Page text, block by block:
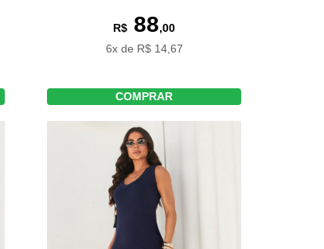
R$ 88,00
6x de R$ 14,67
COMPRAR